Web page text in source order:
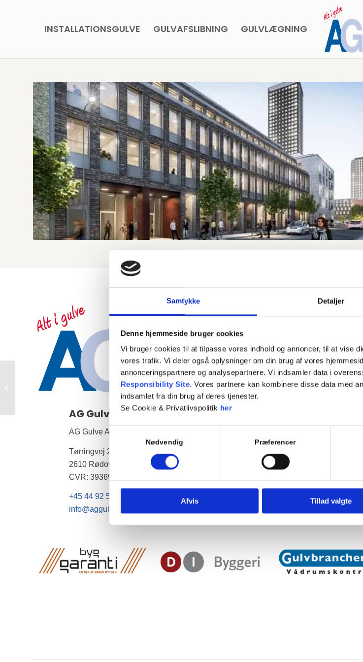
Samtykke Detaljer
Denne hjemmeside bruger cookies
Vi bruger cookies til at tilpasse vores indhold og annoncer, til at vise
vores trafik. Vi deler også oplysninger om din brug af vores
annonceringspartnere og analysepartnere. Vi indsamler data i
Responsibility Site. Vores partnere kan kombinere disse data med
indsamlet fra din brug af deres tjenester.
Se Cookie & Privatlivspolitik her
Samtykkevalg
Nødvendig Præferencer
Afvis Tillad valgte
INSTALLATIONSGULVE GULVAFSLIBNING GULVLÆGNING
Vi
Vinyl
AG Gulve ApS
AG Gulve ApS
Tørringvej 20
2610 Rødovre
CVR: 39369842
+45 44 92 50 66
info@aggulve.dk
Toppen i Trekroner